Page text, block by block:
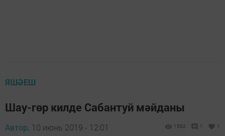
ЯШӘЕШ
Шау-гөр килде Сабантуй мәйданы
Автор, 10 июнь 2019 - 12:01 1592 1 1